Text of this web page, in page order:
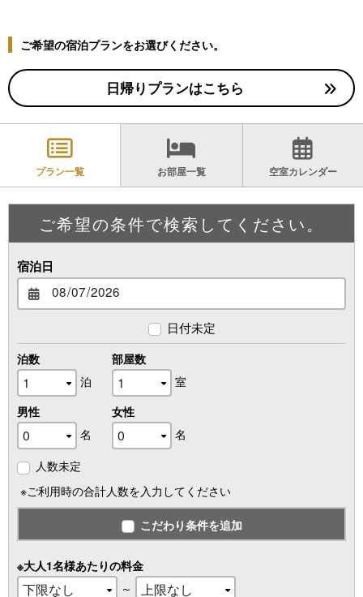
ご希望の宿泊プランをお選びください。
日帰りプランはこちら
プラン一覧 お部屋一覧 空室カレンダー
ご希望の条件で検索してください。
宿泊日
日付未定
泊数
泊
部屋数
室
男性
名
女性
名
人数未定
※ご利用時の合計人数を入力してください
こだわり条件を追加
※大人1名様あたりの料金
～